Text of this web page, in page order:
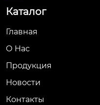
Каталог
Главная
О Hас
Продукция
Новости
Контакты